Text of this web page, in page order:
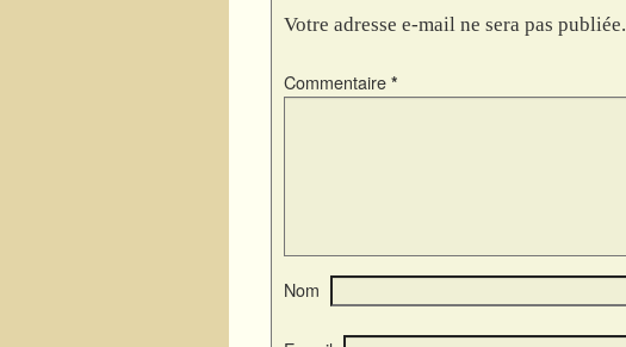
Votre adresse e-mail ne sera pas publiée.
Commentaire *
Nom